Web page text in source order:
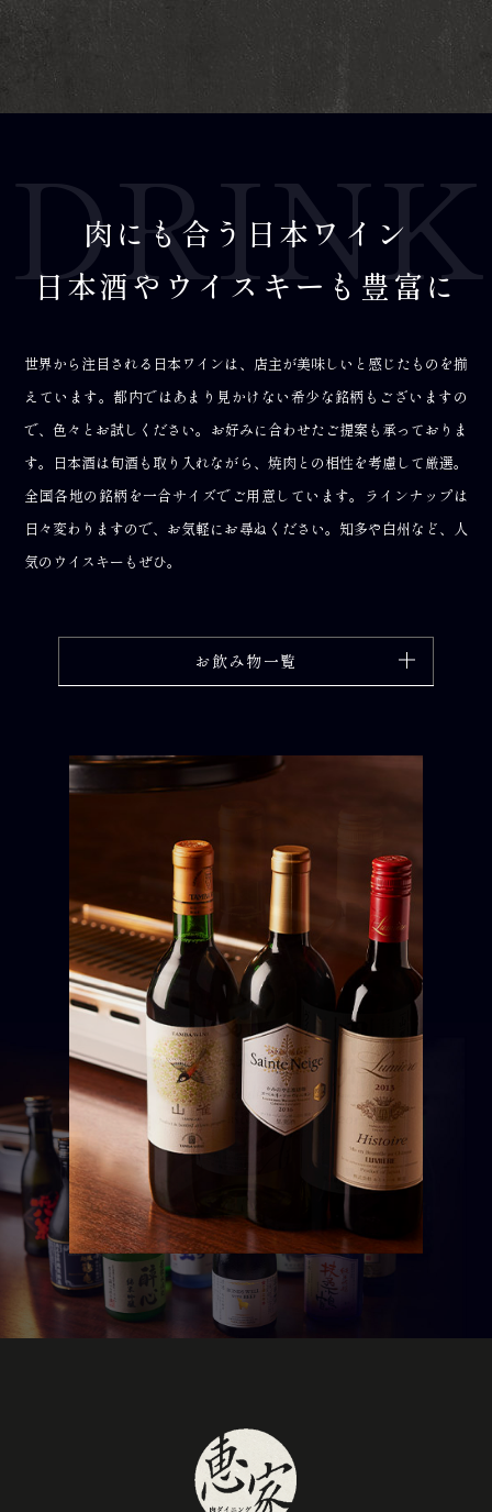
肉にも合う日本ワイン
日本酒やウイスキーも豊富に
DRINK
世界から注目される日本ワインは、店主が美味しいと感じたものを揃
えています。都内ではあまり見かけない希少な銘柄もございますの
で、色々とお試しください。 お好みに合わせたご提案も承っておりま
す。
日本酒は旬酒も取り入れながら、焼肉との相性を考慮して厳選。
全国各地の銘柄を一合サイズでご用意しています。
ラインナップは
日々変わりますので、お気軽にお尋ねください。 知多や白州など、人
気のウイスキーもぜひ。
お飲み物一覧